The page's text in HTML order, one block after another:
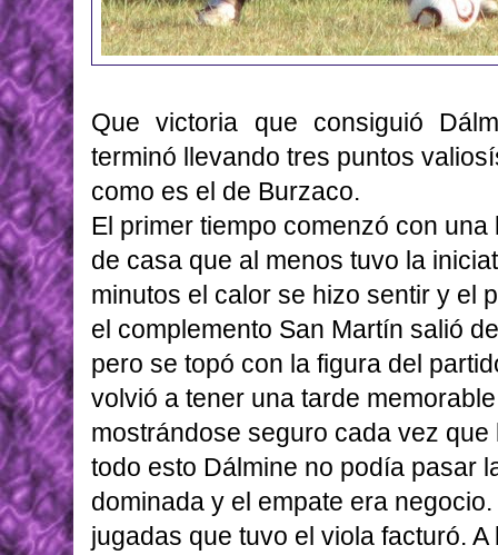
Que victoria que consiguió
terminó llevando tres puntos
como es el de Burzaco.
El primer tiempo comenzó con
de casa que al menos tuvo la
minutos el calor se hizo sentir y el
el complemento San Martín salió
pero se topó con la figura del
volvió a tener una tarde
mostrándose seguro cada vez
todo esto Dálmine no podía pasar
dominada y el empate era
jugadas que tuvo el viola facturó.